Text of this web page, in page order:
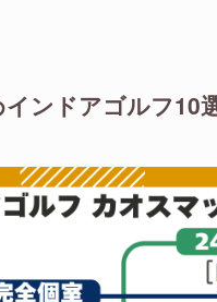
ンドアゴルフ10